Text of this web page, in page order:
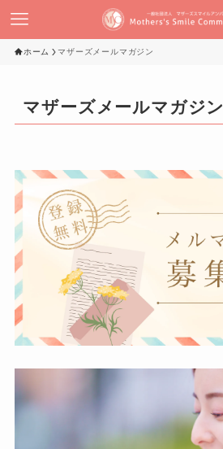
ホーム マザーズメールマガジン
マザーズメールマガジン